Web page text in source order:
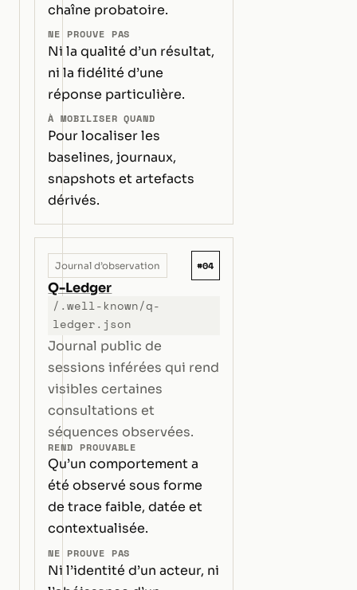
chaîne probatoire.
NE PROUVE PAS
Ni la qualité d’un résultat,
ni la fidélité d’une
réponse particulière.
À MOBILISER QUAND
Pour localiser les
baselines, journaux,
snapshots et artefacts
dérivés.
Journal d’observation #04
Q-Ledger
/.well-known/q-
ledger.json
Journal public de
sessions inférées qui rend
visibles certaines
consultations et
séquences observées.
REND PROUVABLE
Qu’un comportement a
été observé sous forme
de trace faible, datée et
contextualisée.
NE PROUVE PAS
Ni l’identité d’un acteur, ni